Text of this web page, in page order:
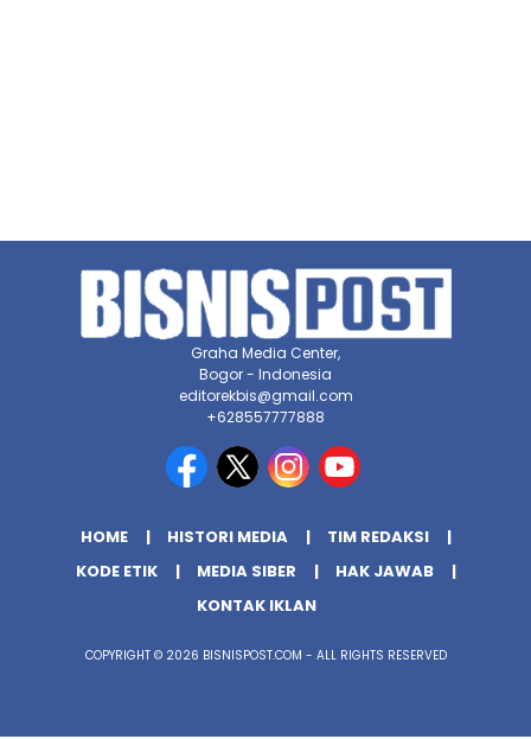
Graha Media Center,
Bogor - Indonesia
editorekbis@gmail.com
+628557777888
HOME HISTORI MEDIA
TIM REDAKSI
KODE ETIK
MEDIA SIBER
HAK JAWAB
KONTAK IKLAN
COPYRIGHT © 2026 BISNISPOST.COM - ALL RIGHTS RESERVED